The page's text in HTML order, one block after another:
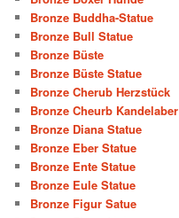
Bronze Buddha-Statue
Bronze Bull Statue
Bronze Büste
Bronze Büste Statue
Bronze Cherub Herzstück
Bronze Cheurb Kandelaber
Bronze Diana Statue
Bronze Eber Statue
Bronze Ente Statue
Bronze Eule Statue
Bronze Figur Satue